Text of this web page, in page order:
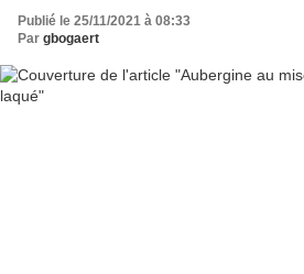
Publié le 25/11/2021 à 08:33
Par gbogaert